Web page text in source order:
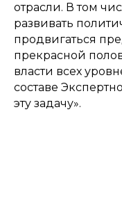
отрасли. В том
развивать
продвигаться
прекрасной
власти всех
составе
эту задачу».
Политика
Положение о